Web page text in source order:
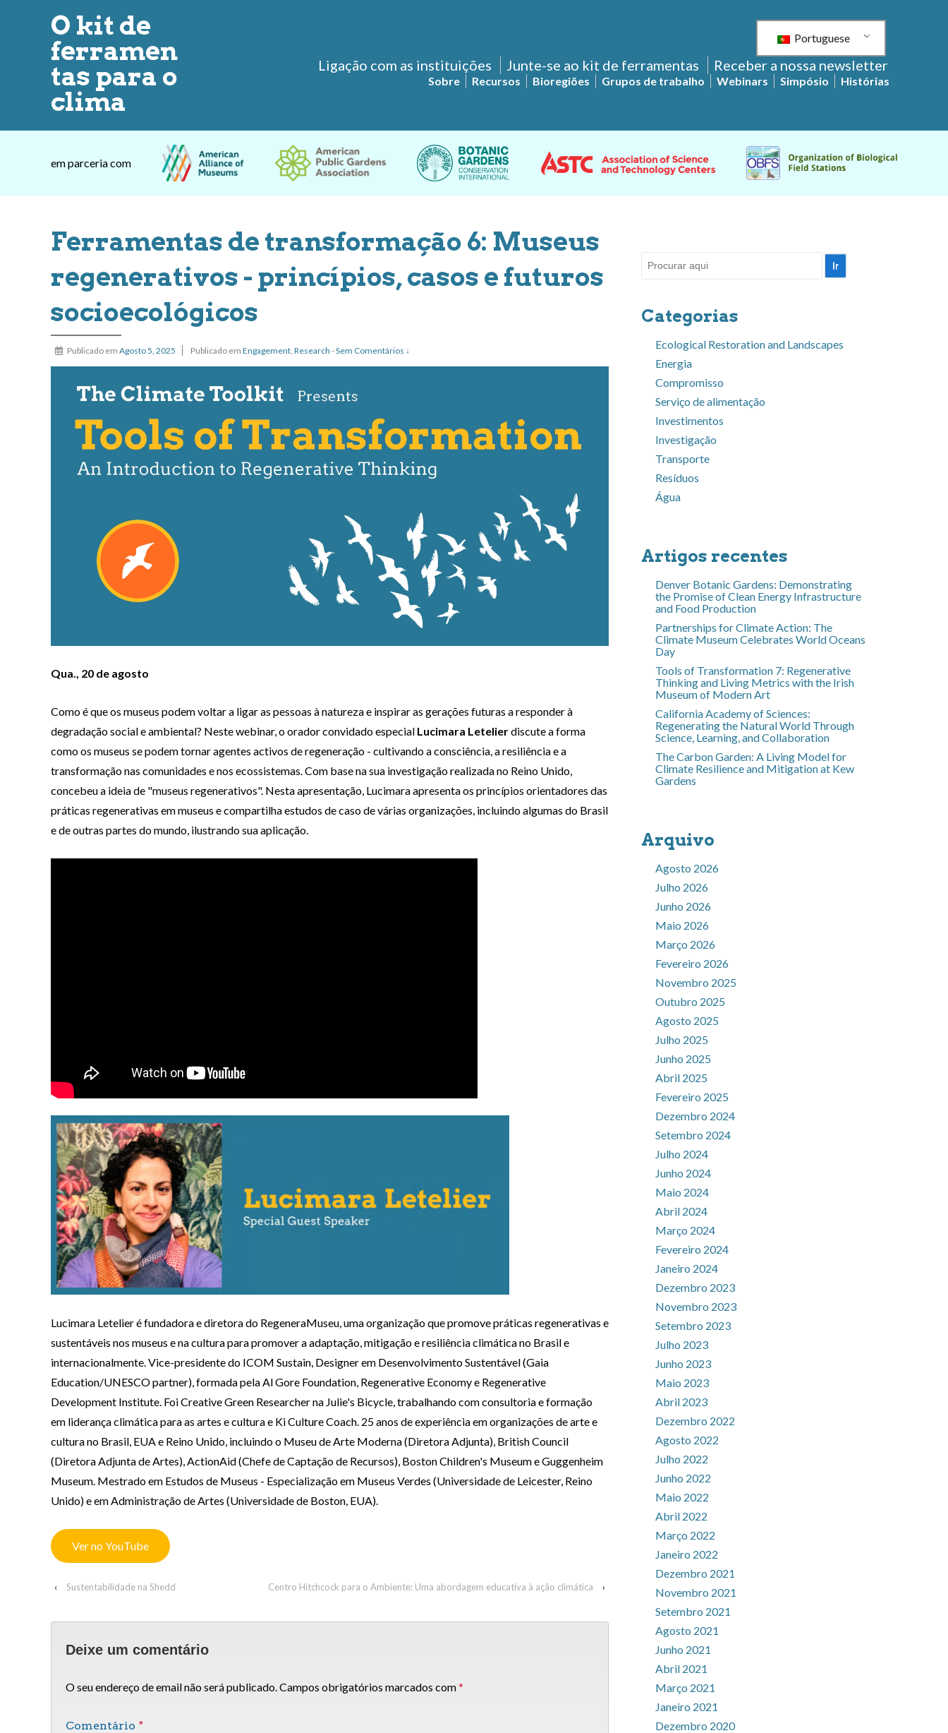
O kit de
ferramen
tas para o
clima
Portuguese
Ligação com as instituições Junte-se ao kit de ferramentas Receber a nossa newsletter
Sobre Recursos Bioregiões Grupos de trabalho Webinars Simpósio Histórias
em parceria com
Ferramentas de transformação 6: Museus
regenerativos - princípios, casos e futuros
socioecológicos
Publicado em Agosto 5, 2025 Publicado em Engagement Research -Sem Comentários ↓
Qua., 20 de agosto
Como é que os museus podem voltar a ligar as pessoas à natureza e inspirar as gerações futuras a responder à
degradação social e ambiental? Neste webinar, o orador convidado especial Lucimara Letelierdiscute a forma
como os museus se podem tornar agentes activos de regeneração - cultivando a consciência, a resiliência e a
transformação nas comunidades e nos ecossistemas. Com base na sua investigação realizada no Reino Unido,
concebeu a ideia de "museus regenerativos". Nesta apresentação, Lucimara apresenta os princípios orientadores das
práticas regenerativas em museus e compartilha estudos de caso de várias organizações, incluindo algumas do Brasil
e de outras partes do mundo, ilustrando sua aplicação.
Lucimara Letelier é fundadora e diretora do RegeneraMuseu, uma organização que promove práticas regenerativas e
sustentáveis nos museus e na cultura para promover a adaptação, mitigação e resiliência climática no Brasil e
internacionalmente. Vice-presidente do ICOM Sustain, Designer em Desenvolvimento Sustentável (Gaia
Education/UNESCO partner), formada pela Al Gore Foundation, Regenerative Economy e Regenerative
Development Institute. Foi Creative Green Researcher na Julie's Bicycle, trabalhando com consultoria e formação
em liderança climática para as artes e cultura e Ki Culture Coach. 25 anos de experiência em organizações de arte e
cultura no Brasil, EUA e Reino Unido, incluindo o Museu de Arte Moderna (Diretora Adjunta), British Council
(Diretora Adjunta de Artes), ActionAid (Chefe de Captação de Recursos), Boston Children's Museum e Guggenheim
Museum. Mestrado em Estudos de Museus - Especialização em Museus Verdes (Universidade de Leicester, Reino
Unido) e em Administração de Artes (Universidade de Boston, EUA).
Ver no YouTube
‹ Sustentabilidade na Shedd Centro Hitchcock para o Ambiente: Uma abordagem educativa à ação climática ›
Deixe um comentário
O seu endereço de email não será publicado.Campos obrigatórios marcados com*
Comentário *
Pesquisar
Categorias
Ecological Restoration and Landscapes
Energia
Compromisso
Serviço de alimentação
Investimentos
Investigação
Transporte
Resíduos
Água
Artigos recentes
Denver Botanic Gardens: Demonstrating
the Promise of Clean Energy Infrastructure
and Food Production
Partnerships for Climate Action: The
Climate Museum Celebrates World Oceans
Day
Tools of Transformation 7: Regenerative
Thinking and Living Metrics with the Irish
Museum of Modern Art
California Academy of Sciences:
Regenerating the Natural World Through
Science, Learning, and Collaboration
The Carbon Garden: A Living Model for
Climate Resilience and Mitigation at Kew
Gardens
Arquivo
Agosto 2026
Julho 2026
Junho 2026
Maio 2026
Março 2026
Fevereiro 2026
Novembro 2025
Outubro 2025
Agosto 2025
Julho 2025
Junho 2025
Abril 2025
Fevereiro 2025
Dezembro 2024
Setembro 2024
Julho 2024
Junho 2024
Maio 2024
Abril 2024
Março 2024
Fevereiro 2024
Janeiro 2024
Dezembro 2023
Novembro 2023
Setembro 2023
Julho 2023
Junho 2023
Maio 2023
Abril 2023
Dezembro 2022
Agosto 2022
Julho 2022
Junho 2022
Maio 2022
Abril 2022
Março 2022
Janeiro 2022
Dezembro 2021
Novembro 2021
Setembro 2021
Agosto 2021
Junho 2021
Abril 2021
Março 2021
Janeiro 2021
Dezembro 2020